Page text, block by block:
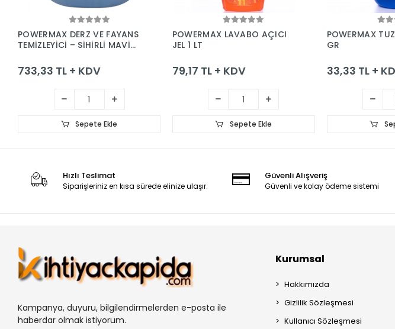
Sepete Ekle
POWERMAX DERZ VE FAYANS
TEMİZLEYİCİ – SİHİRLİ MAVİ
733,33 TL + KDV
Sepete Ekle
Sepete Ekle
POWERMAX LAVABO AÇICI
JEL 1 LT
79,17 TL + KDV
Sepete Ekle
POWERMAX
GR
33,33 TL +
Hızlı Teslimat
Siparişleriniz en kısa sürede elinize ulaşır.
Güvenli Alışveriş
Güvenli ve kolay ödeme sistemi
Kampanya, duyuru, bilgilendirmelerden e-posta ile
haberdar olmak istiyorum.
Kurumsal
Hakkımızda
Gizlilik Sözleşmesi
Kullanıcı Sözleşmesi